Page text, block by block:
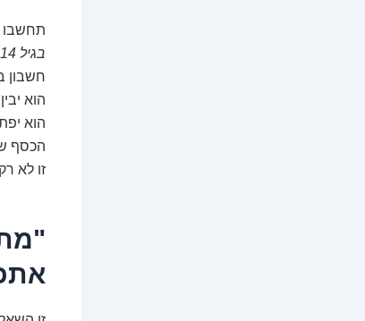
תחשבו
בגיל 14
חשבון
הוא
הוא
הכסף
זו לא